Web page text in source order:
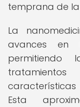
temprana de
La
avances en
permitiendo
Esta